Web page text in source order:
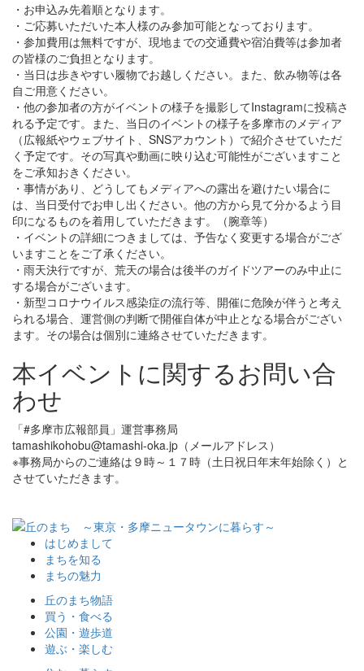
・お申込み先着順となります。
・ご応募いただいた本人様のみ参加可能となっております。
・参加費用は無料ですが、現地までの交通費や宿泊費等は参加者
の皆様のご負担となります。
・当日は歩きやすい履物でお越しください。また、飲み物等は各
自ご用意ください。
・他の参加者の方がイベントの様子を撮影してInstagramに投稿さ
れる予定です。また、当日のイベントの様子を多摩市のメディア
（広報紙やウェブサイト、SNSアカウント）で紹介させていただ
く予定です。その写真や動画に映り込む可能性がございますこと
をご承知おきください。
・事情があり、どうしてもメディアへの露出を避けたい場合に
は、当日受付でお申し出ください。他の方から見て分かるよう目
印になるものを着用していただきます。（腕章等）
・イベントの詳細につきましては、予告なく変更する場合がござ
いますことをご了承ください。
・雨天決行ですが、荒天の場合は後半のガイドツアーのみ中止に
する場合がございます。
・新型コロナウイルス感染症の流行等、開催に危険が伴うと考え
られる場合、運営側の判断で開催自体が中止となる場合がござい
ます。その場合は個別に連絡させていただきます。
本イベントに関するお問い合
わせ
「#多摩市広報部員」運営事務局
tamashikohobu@tamashi-oka.jp（メールアドレス）
※事務局からのご連絡は９時～１７時（土日祝日年末年始除く）と
させていただきます。
はじめまして
まちを知る
まちの魅力
丘のまち物語
買う・食べる
公園・遊歩道
遊ぶ・楽しむ